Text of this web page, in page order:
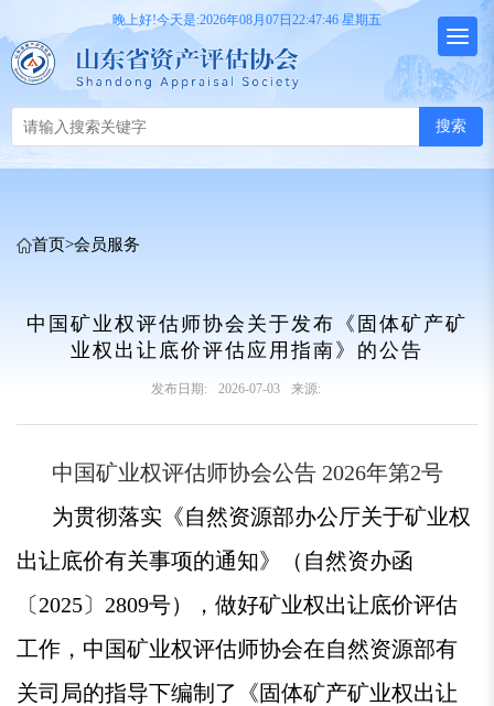
晚上好!今天是:2026年08月07日22:47:46 星期五
搜索
首页>会员服务
中国矿业权评估师协会关于发布《固体矿产矿
业权出让底价评估应用指南》的公告
发布日期: 2026-07-03 来源:
中国矿业权评估师协会公告 2026年第2号
为贯彻落实《自然资源部办公厅关于矿业权
出让底价有关事项的通知》（自然资办函
〔2025〕2809号），做好矿业权出让底价评估
工作，中国矿业权评估师协会在自然资源部有
关司局的指导下编制了《固体矿产矿业权出让